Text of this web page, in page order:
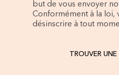
but de vous envoyer
Conformément à la loi,
désinscrire à tout
TROUVER